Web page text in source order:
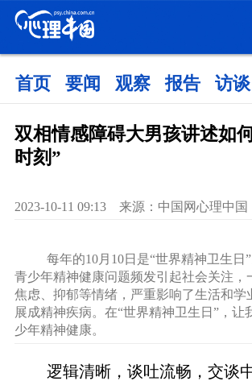
首页 要闻 观察 报告 访谈
双相情感障碍大男孩讲述如
时刻”
2023-10-11 09:13 来源：中国网心理中国
每年的10月10日是“世界精神卫生日
青少年精神健康问题频发引起社会关注，
焦虑、抑郁等情绪，严重影响了生活和学
展成精神疾病。在“世界精神卫生日”，让
少年精神健康。
逻辑清晰，谈吐流畅，交谈